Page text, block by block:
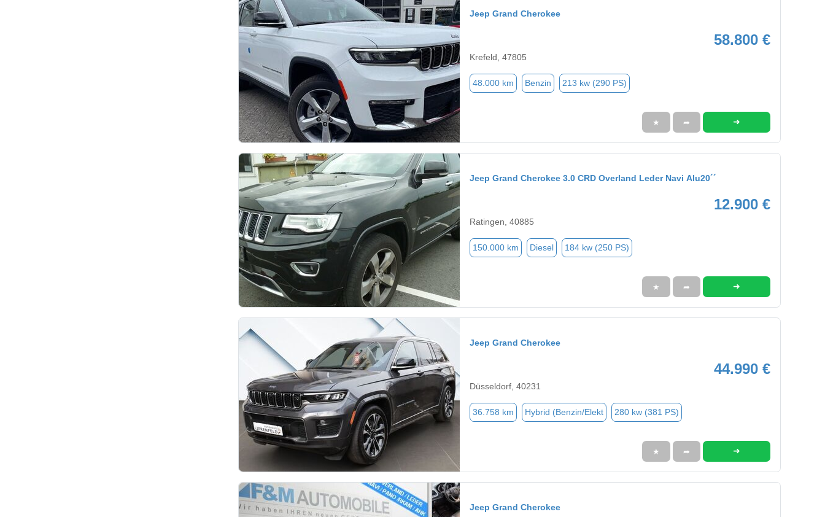
Jeep Grand Cherokee
58.800 €
Krefeld, 47805
48.000 km Benzin 213 kw (290 PS)
★ ➦ ➜
Jeep Grand Cherokee 3.0 CRD Overland Leder Navi Alu20´´
12.900 €
Ratingen, 40885
150.000 km Diesel 184 kw (250 PS)
★ ➦ ➜
Jeep Grand Cherokee
44.990 €
Düsseldorf, 40231
36.758 km Hybrid (Benzin/Elekt 280 kw (381 PS)
★ ➦ ➜
Jeep Grand Cherokee